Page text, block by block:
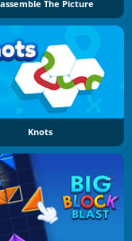
The Picture
Knots